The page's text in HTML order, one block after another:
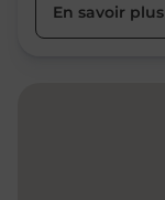
En savoir plus